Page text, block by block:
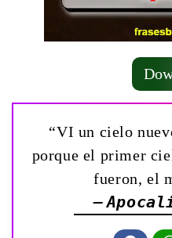
“VI un cielo
porque el primer
fueron, el
—